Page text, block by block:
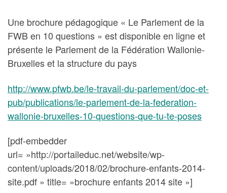
Une brochure pédagogique « Le Parlement de la
FWB en 10 questions » est disponible en ligne et
présente le Parlement de la Fédération Wallonie-
Bruxelles et la structure du pays
http://www.pfwb.be/le-travail-du-parlement/doc-et-
pub/publications/le-parlement-de-la-federation-
wallonie-bruxelles-10-questions-que-tu-te-poses
[pdf-embedder
url= »http://portaileduc.net/website/wp-
content/uploads/2018/02/brochure-enfants-2014-
site.pdf » title= »brochure enfants 2014 site »]